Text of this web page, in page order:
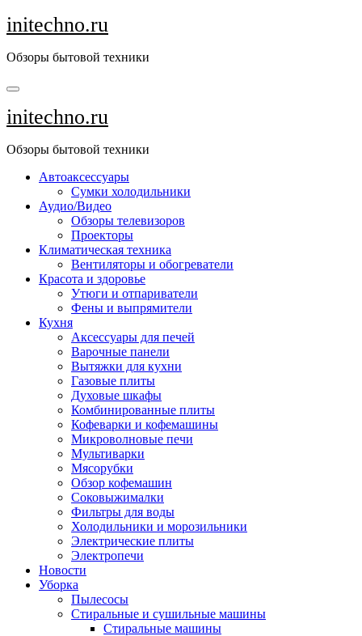
Перейти
к
initechno.ru
Обзоры бытовой техники
initechno.ru
Обзоры бытовой техники
Автоаксессуары
Сумки холодильники
Аудио/Видео
Обзоры телевизоров
Проекторы
Климатическая техника
Вентиляторы и обогреватели
Красота и здоровье
Утюги и отпариватели
Фены и выпрямители
Кухня
Аксессуары для печей
Варочные панели
Вытяжки для кухни
Газовые плиты
Духовые шкафы
Комбинированные плиты
Кофеварки и кофемашины
Микроволновые печи
Мультиварки
Мясорубки
Обзор кофемашин
Соковыжималки
Фильтры для воды
Холодильники и морозильники
Электрические плиты
Электропечи
Новости
Уборка
Пылесосы
Стиральные и сушильные машины
Стиральные машины